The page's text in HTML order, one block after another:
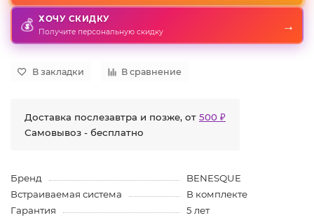
💰 ХОЧУ СКИДКУ
Получите персональную скидку →
В закладки В сравнение
Доставка послезавтра и позже, от 500 ₽
Самовывоз - бесплатно
Бренд
BENESQUE
Встраиваемая система
В комплекте
Гарантия
5 лет